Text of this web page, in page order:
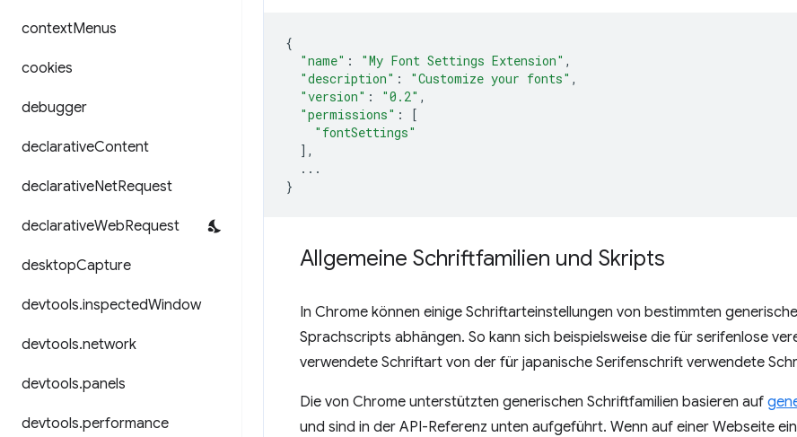
contextMenus
cookies
debugger
declarativeContent
declarativeNetRequest
declarativeWebRequest
desktopCapture
devtools.inspectedWindow
devtools.network
devtools.panels
devtools.performance
{
"name" : "My Font Settings Extension" ,
"description" : "Customize your fonts" ,
"version" : "0.2" ,
"permissions" :
[
"fontSettings"
],
...
}
Allgemeine Schriftfamilien und Skripts
In Chrome können einige Schriftarteinstellungen von bestimmten
Sprachscripts abhängen. So kann sich beispielsweise die für serifenlose
verwendete Schriftart von der für japanische Serifenschrift verwendete
Die von Chrome unterstützten generischen Schriftfamilien basieren auf
und sind in der API-Referenz unten aufgeführt. Wenn auf einer Webseite